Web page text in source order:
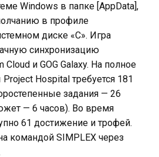
Windows в папке [AppData],
в профиле
диске «C». Игра
синхронизацию
Cloud и GOG Galaxy. На полное
Hospital требуется 181
задания — 26
— 6 часов). Во время
61 достижение и трофей.
командой SIMPLEX через